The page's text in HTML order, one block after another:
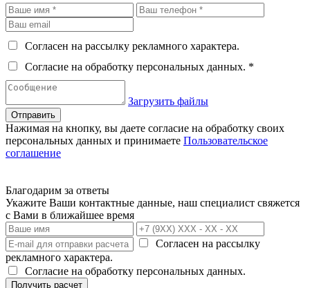
Согласен на рассылку рекламного характера.
Согласие на обработку персональных данных. *
Загрузить файлы
Отправить
Нажимая на кнопку, вы даете согласие на обработку своих
персональных данных и принимаете Пользовательское
соглашение
Благодарим за ответы
Укажите Ваши контактные данные, наш специалист свяжется
с Вами в ближайшее время
Согласен на рассылку
рекламного характера.
Согласие на обработку персональных данных.
Получить расчет